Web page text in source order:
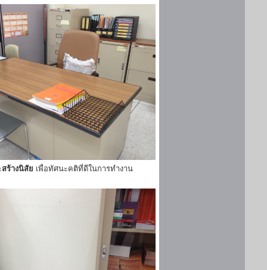
สร้างนิสัย เพื่อทัศนะคติที่ดีในการทำงาน